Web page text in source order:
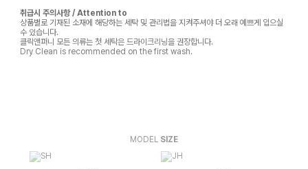
취급시 주의사항 / Attention to
상품별로 기재된 소재에 해당하는 세탁 및 관리법을 지켜주셔야 더 오래 예쁘게 입으실
수 있습니다.
클릭앤퍼니 모든 의류는 첫 세탁은 드라이크리닝을 권장합니다.
Dry Clean is recommended on the first wash.
MODEL SIZE